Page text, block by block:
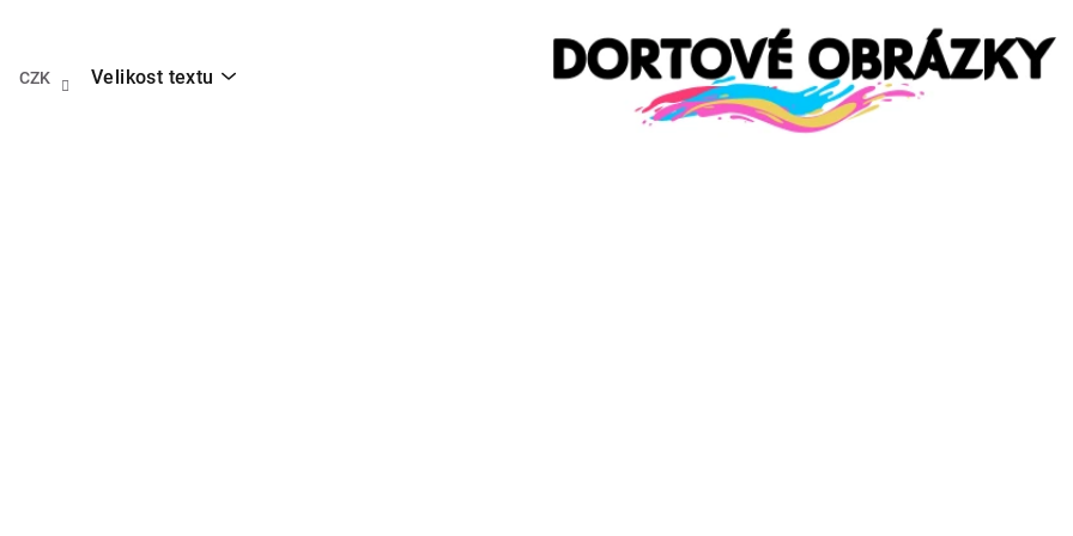
obsah
CZK Velikost textu